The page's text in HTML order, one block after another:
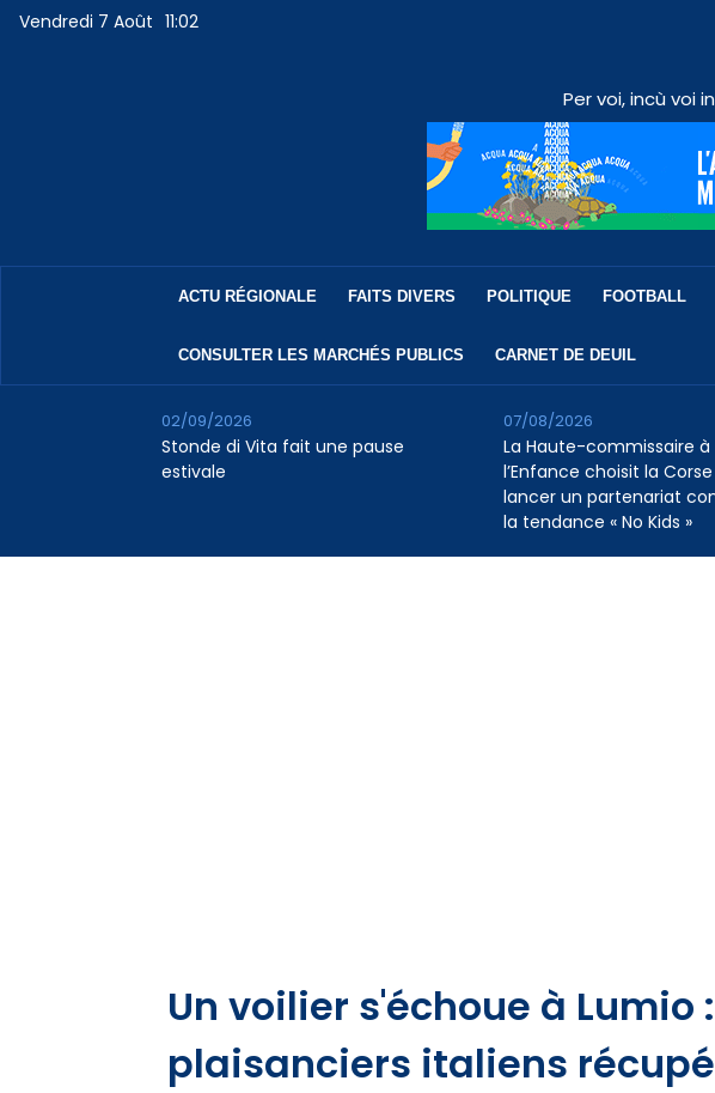
Vendredi 7 Août 11:02
Per voi, incù voi
ACTU RÉGIONALE FAITS DIVERS POLITIQUE FOOTBALL
CONSULTER LES MARCHÉS PUBLICS CARNET DE DEUIL
Stonde di Vita fait une pause
estivale
02/09/2026
La Haute-commissaire à
l’Enfance choisit la
lancer un partenariat
la tendance « No Kids »
07/08/2026
Un voilier s'échoue à Lumio
plaisanciers italiens